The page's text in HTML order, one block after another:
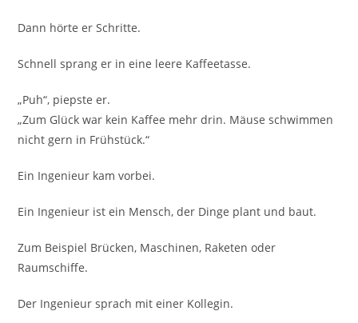
Dann hörte er Schritte.
Schnell sprang er in eine leere Kaffeetasse.
„Puh“, piepste er.
„Zum Glück war kein Kaffee mehr drin. Mäuse schwimmen
nicht gern in Frühstück.“
Ein Ingenieur kam vorbei.
Ein Ingenieur ist ein Mensch, der Dinge plant und baut.
Zum Beispiel Brücken, Maschinen, Raketen oder
Raumschiffe.
Der Ingenieur sprach mit einer Kollegin.